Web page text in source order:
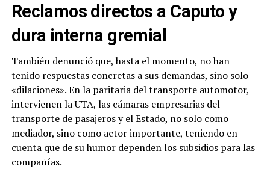
Reclamos directos a Caputo y
dura interna gremial
También denunció que, hasta el momento, no han
tenido respuestas concretas a sus demandas, sino solo
«dilaciones». En la paritaria del transporte automotor,
intervienen la UTA, las cámaras empresarias del
transporte de pasajeros y el Estado, no solo como
mediador, sino como actor importante, teniendo en
cuenta que de su humor dependen los subsidios para las
compañías.